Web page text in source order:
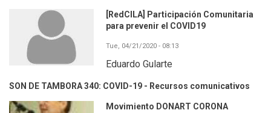
[RedCILA] Participación Comunitaria
para prevenir el COVID19
Tue, 04/21/2020 - 08:13
Eduardo Gularte
SON DE TAMBORA 340: COVID-19 - Recursos comunicativos
Movimiento DONART CORONA